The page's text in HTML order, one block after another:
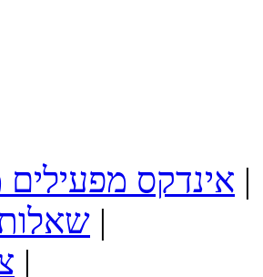
אינדקס מפעילים |
|
|